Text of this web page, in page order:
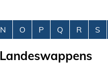
N O P Q R S